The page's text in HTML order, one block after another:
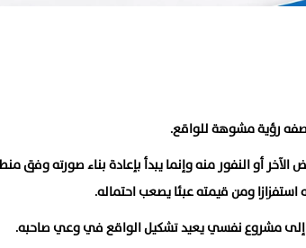
رؤية مشوهة للواقع.
أو النفور منه وإنما يبدأ بإعادة بناء صورته وفق
ومن قيمته عبئا يصعب احتماله.
إلى مشروع نفسي يعيد تشكيل الواقع في وعي صاحبه.